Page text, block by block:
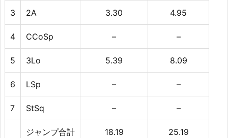
3 2A 3.30 4.95
4 CCoSp – –
5 3Lo 5.39 8.09
6 LSp – –
7 StSq – –
ジャンプ合計 18.19 25.19